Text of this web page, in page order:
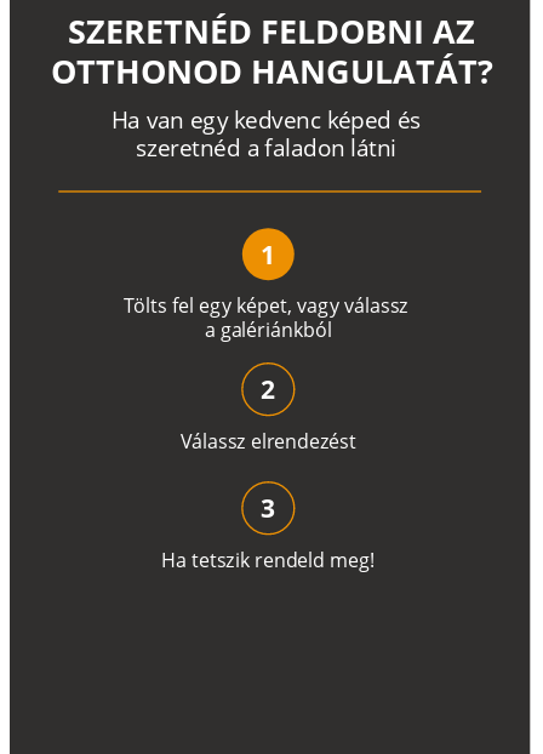
Tölts fel egy képet, vagyválassz
a galériánkból
Ha van egy kedvenc képed és
szeretnéd a faladon látni
SZERETNÉD FELDOBNI AZ
OTTHONOD HANGULATÁT?
1
Válassz elrendezést
2
Ha tetszik rendeld meg!
3